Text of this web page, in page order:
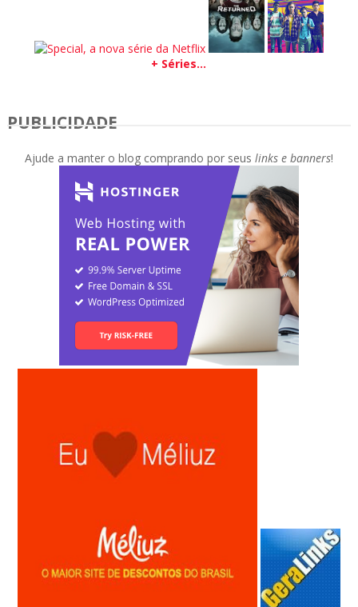
+ Séries...
PUBLICIDADE
Ajude a manter o blog comprando por seus links e banners!